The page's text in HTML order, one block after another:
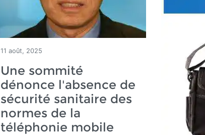
11 août, 2025
Une sommité
dénonce l'absence de
sécurité sanitaire des
normes de la
téléphonie mobile